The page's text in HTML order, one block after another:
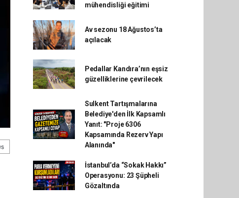
mühendisliği eğitimi
Av sezonu 18 Ağustos’ta
açılacak
Pedallar Kandıra’nın eşsiz
güzelliklerine çevrilecek
Sulkent Tartışmalarına
Belediye'den İlk Kapsamlı
Yanıt: "Proje 6306
Kapsamında Rezerv Yapı
Alanında"
İstanbul’da “Sokak Hakkı”
Operasyonu: 23 Şüpheli
Gözaltında